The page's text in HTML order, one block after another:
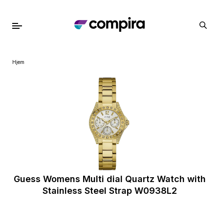
Hjem
Guess Womens Multi dial Quartz Watch with
Stainless Steel Strap W0938L2